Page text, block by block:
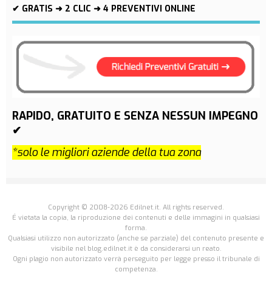
✔ GRATIS ➜ 2 CLIC ➜ 4 PREVENTIVI ONLINE
RAPIDO, GRATUITO E SENZA NESSUN IMPEGNO
✔
*solo le migliori aziende della tua zona
Copyright © 2008-2026 Edilnet.it. All rights reserved.
É vietata la copia, la riproduzione dei contenuti e delle immagini in qualsiasi
forma.
Qualsiasi utilizzo non autorizzato (anche se parziale) del contenuto presente e
visibile nel blog.edilnet.it è da considerarsi un reato.
Ogni plagio non autorizzato verrà perseguito per legge presso il tribunale di
competenza.